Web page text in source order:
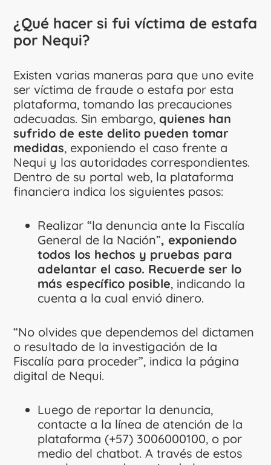
¿Qué hacer si fui víctima de estafa
por Nequi?
Existen varias maneras para que uno evite
ser víctima de fraude o estafa por esta
plataforma, tomando las precauciones
adecuadas. Sin embargo, quienes han
sufrido de este delito pueden tomar
medidas, exponiendo el caso frente a
Nequi y las autoridades correspondientes.
Dentro de su portal web, la plataforma
financiera indica los siguientes pasos:
Realizar “la denuncia ante la Fiscalía
General de la Nación”, exponiendo
todos los hechos y pruebas para
adelantar el caso. Recuerde ser lo
más específico posible, indicando la
cuenta a la cual envió dinero.
“No olvides que dependemos del dictamen
o resultado de la investigación de la
Fiscalía para proceder”, indica la página
digital de Nequi.
Luego de reportar la denuncia,
contacte a la línea de atención de la
plataforma (+57) 3006000100, o por
medio del chatbot. A través de estos